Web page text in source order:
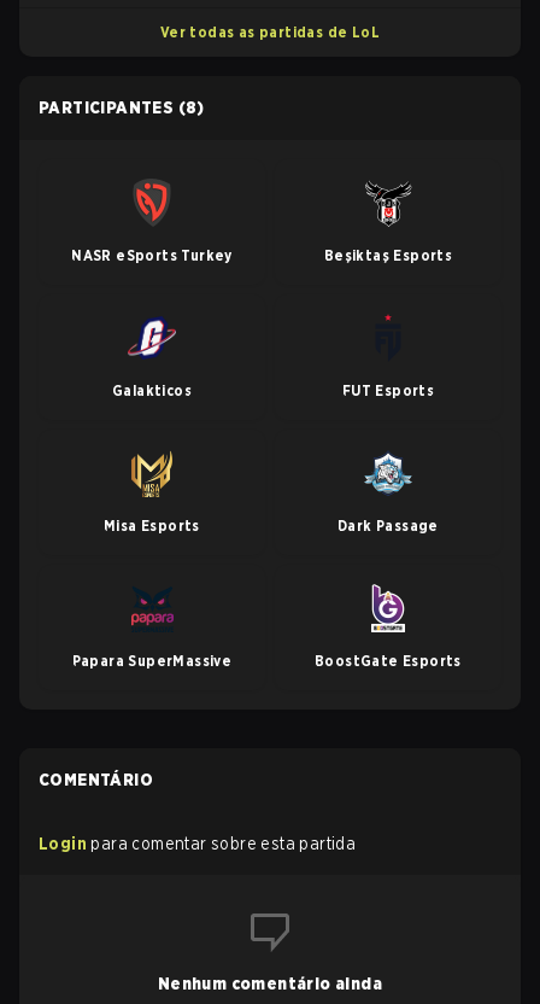
Ver todas as partidas de LoL
PARTICIPANTES (8)
NASR eSports Turkey Beşiktaş Esports
Galakticos FUT Esports
Misa Esports Dark Passage
Papara SuperMassive BoostGate Esports
COMENTÁRIO
Login para comentar sobre esta partida
Nenhum comentário ainda